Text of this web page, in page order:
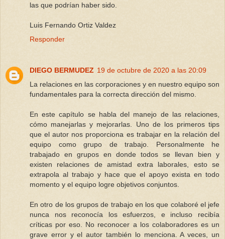
las que podrían haber sido.
Luis Fernando Ortiz Valdez
Responder
DIEGO BERMUDEZ 19 de octubre de 2020 a las 20:09
La relaciones en las corporaciones y en nuestro equipo son
fundamentales para la correcta dirección del mismo.
En este capítulo se habla del manejo de las relaciones,
cómo manejarlas y mejorarlas. Uno de los primeros tips
que el autor nos proporciona es trabajar en la relación del
equipo como grupo de trabajo. Personalmente he
trabajado en grupos en donde todos se llevan bien y
existen relaciones de amistad extra laborales, esto se
extrapola al trabajo y hace que el apoyo exista en todo
momento y el equipo logre objetivos conjuntos.
En otro de los grupos de trabajo en los que colaboré el jefe
nunca nos reconocía los esfuerzos, e incluso recibía
críticas por eso. No reconocer a los colaboradores es un
grave error y el autor también lo menciona. A veces, un